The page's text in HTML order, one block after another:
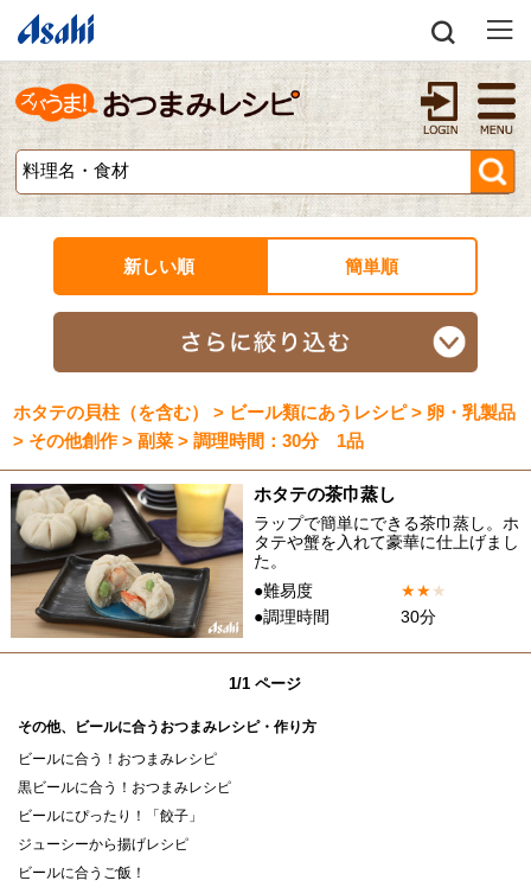
新しい順 簡単順
ホタテの貝柱（を含む） > ビール類にあうレシピ > 卵・乳製品
> その他創作 > 副菜 > 調理時間：30分 1品
ホタテの茶巾蒸し
ラップで簡単にできる茶巾蒸し。ホ
タテや蟹を入れて豪華に仕上げまし
た。
●難易度
★★★
●調理時間
30分
1/1 ページ
その他、ビールに合うおつまみレシピ・作り方
ビールに合う！おつまみレシピ
黒ビールに合う！おつまみレシピ
ビールにぴったり！「餃子」
ジューシーから揚げレシピ
ビールに合うご飯！